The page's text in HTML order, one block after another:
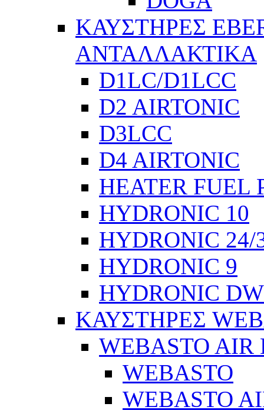
ΚΑΥΣΤΗΡΕΣ
ΑΝΤΑΛΛΑΚΤΙΚΑ
D1LC/D1LCC
D2 AIRTONIC
D3LCC
D4 AIRTONIC
HEATER FUEL
HYDRONIC 10
HYDRONIC 24/
HYDRONIC 9
HYDRONIC
ΚΑΥΣΤΗΡΕΣ
WEBASTO AIR
WEBASTO
WEBASTO